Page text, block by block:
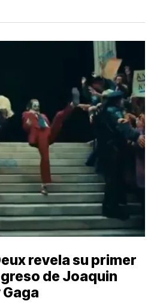
revela su primer
de Joaquin